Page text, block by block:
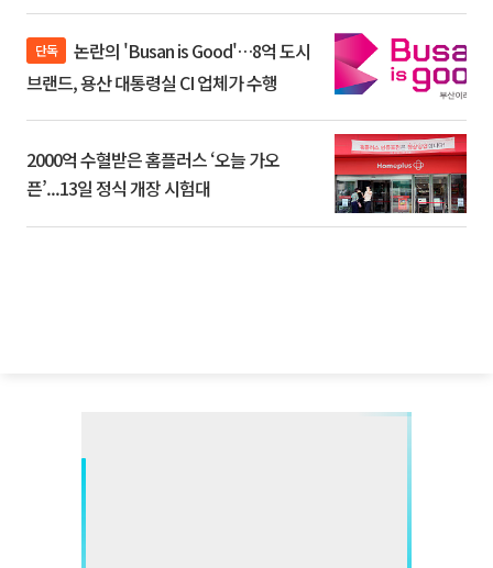
단독
브랜드, 용산 대통령실 CI 업체가 수행
2000억 수혈받은 홈플러스 ‘오늘 가오
픈’...13일 정식 개장 시험대